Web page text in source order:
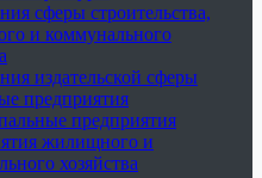
сферы строительства,
и коммунального
издательской сферы
предприятия
предприятия
жилищного и
хозяйства